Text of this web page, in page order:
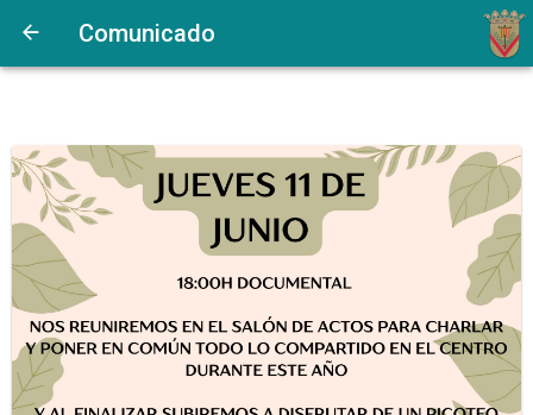
Comunicado